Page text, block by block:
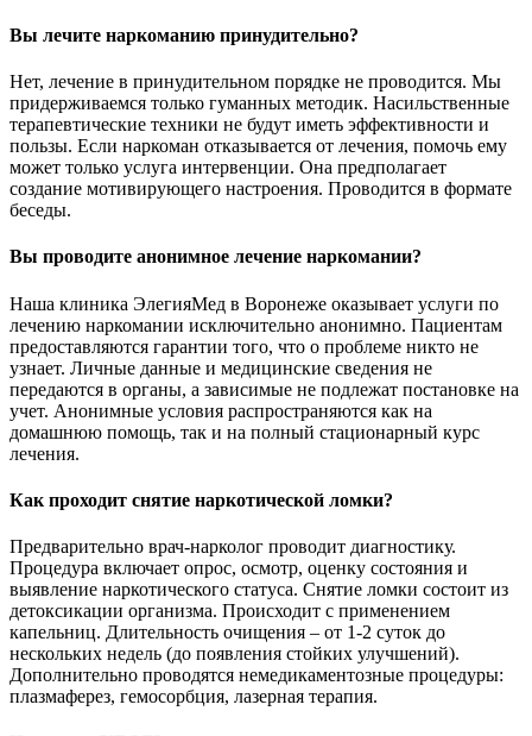
Вы лечите наркоманию принудительно?
Нет, лечение в принудительном порядке не проводится. Мы
придерживаемся только гуманных методик. Насильственные
терапевтические техники не будут иметь эффективности и
пользы. Если наркоман отказывается от лечения, помочь ему
может только услуга интервенции. Она предполагает
создание мотивирующего настроения. Проводится в формате
беседы.
Вы проводите анонимное лечение наркомании?
Наша клиника ЭлегияМед в Воронеже оказывает услуги по
лечению наркомании исключительно анонимно. Пациентам
предоставляются гарантии того, что о проблеме никто не
узнает. Личные данные и медицинские сведения не
передаются в органы, а зависимые не подлежат постановке на
учет. Анонимные условия распространяются как на
домашнюю помощь, так и на полный стационарный курс
лечения.
Как проходит снятие наркотической ломки?
Предварительно врач-нарколог проводит диагностику.
Процедура включает опрос, осмотр, оценку состояния и
выявление наркотического статуса. Снятие ломки состоит из
детоксикации организма. Происходит с применением
капельниц. Длительность очищения – от 1-2 суток до
нескольких недель (до появления стойких улучшений).
Дополнительно проводятся немедикаментозные процедуры:
плазмаферез, гемосорбция, лазерная терапия.